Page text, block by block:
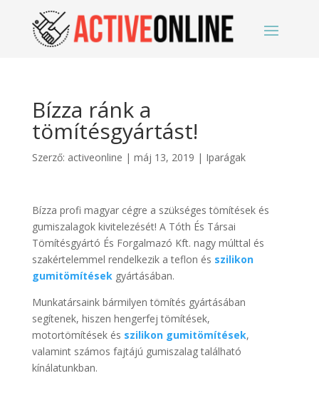
Bízza ránk a
tömítésgyártást!
Szerző: activeonline | máj 13, 2019 | Iparágak
Bízza profi magyar cégre a szükséges tömítések és
gumiszalagok kivitelezését! A Tóth És Társai
Tömítésgyártó És Forgalmazó Kft. nagy múlttal és
szakértelemmel rendelkezik a teflon és szilikon
gumitömítésekgyártásában.
Munkatársaink bármilyen tömítés gyártásában
segítenek, hiszen hengerfej tömítések,
motortömítések és szilikon gumitömítések,
valamint számos fajtájú gumiszalag található
kínálatunkban.